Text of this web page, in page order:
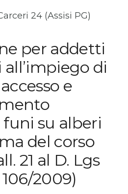
per addetti
di
e
su alberi
del corso
21 al D. Lgs
2009)
24 (Assisi PG)